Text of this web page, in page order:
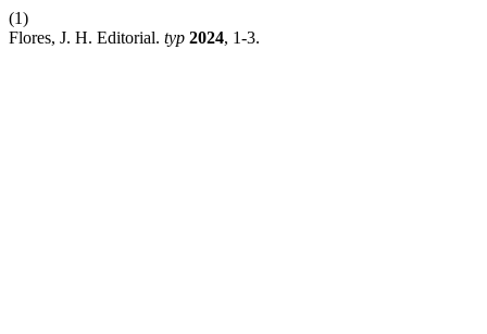
(1)
Flores, J. H. Editorial. typ 2024, 1-3.